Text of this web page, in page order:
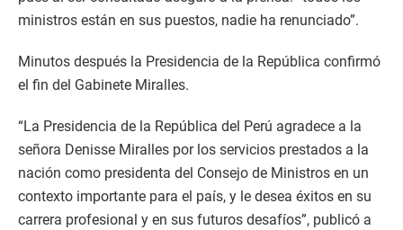
ministros están en sus puestos, nadie ha renunciado”.
Minutos después la Presidencia de la República confirmó
el fin del Gabinete Miralles.
“La Presidencia de la República del Perú agradece a la
señora Denisse Miralles por los servicios prestados a la
nación como presidenta del Consejo de Ministros en un
contexto importante para el país, y le desea éxitos en su
carrera profesional y en sus futuros desafíos”, publicó a